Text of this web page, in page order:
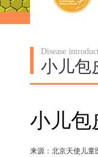
Disease
小儿包
小儿包
来源：北京天使儿童